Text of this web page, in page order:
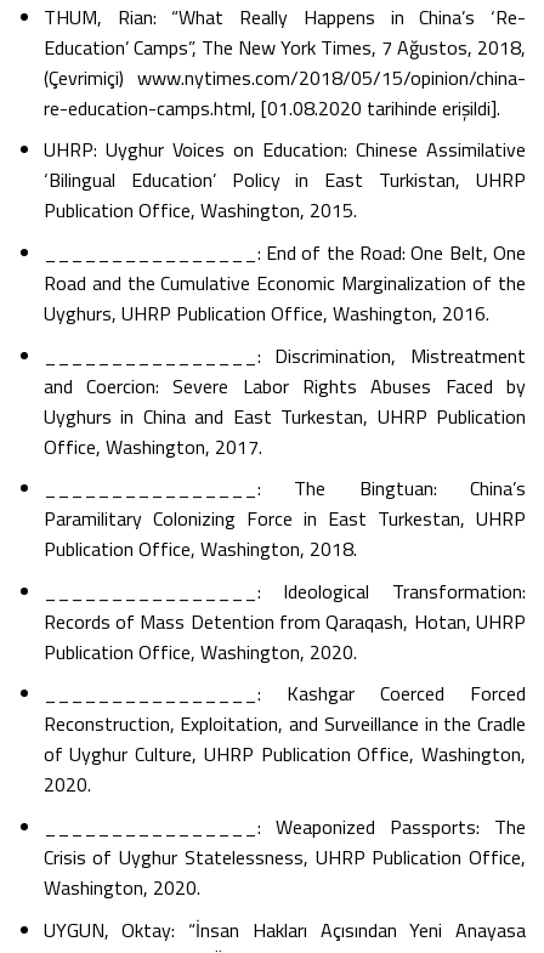
THUM, Rian: “What Really Happens in China’s ‘Re-
Education’ Camps”, The New York Times, 7 Ağustos, 2018,
(Çevrimiçi) www.nytimes.com/2018/05/15/opinion/china-
re-education-camps.html, [01.08.2020 tarihinde erişildi].
UHRP: Uyghur Voices on Education: Chinese Assimilative
‘Bilingual Education’ Policy in East Turkistan, UHRP
Publication Office, Washington, 2015.
________________: End of the Road: One Belt, One
Road and the Cumulative Economic Marginalization of the
Uyghurs, UHRP Publication Office, Washington, 2016.
________________: Discrimination, Mistreatment
and Coercion: Severe Labor Rights Abuses Faced by
Uyghurs in China and East Turkestan, UHRP Publication
Office, Washington, 2017.
________________: The Bingtuan: China’s
Paramilitary Colonizing Force in East Turkestan, UHRP
Publication Office, Washington, 2018.
________________: Ideological Transformation:
Records of Mass Detention from Qaraqash, Hotan, UHRP
Publication Office, Washington, 2020.
________________: Kashgar Coerced Forced
Reconstruction, Exploitation, and Surveillance in the Cradle
of Uyghur Culture, UHRP Publication Office, Washington,
2020.
________________: Weaponized Passports: The
Crisis of Uyghur Statelessness, UHRP Publication Office,
Washington, 2020.
UYGUN, Oktay: “İnsan Hakları Açısından Yeni Anayasa